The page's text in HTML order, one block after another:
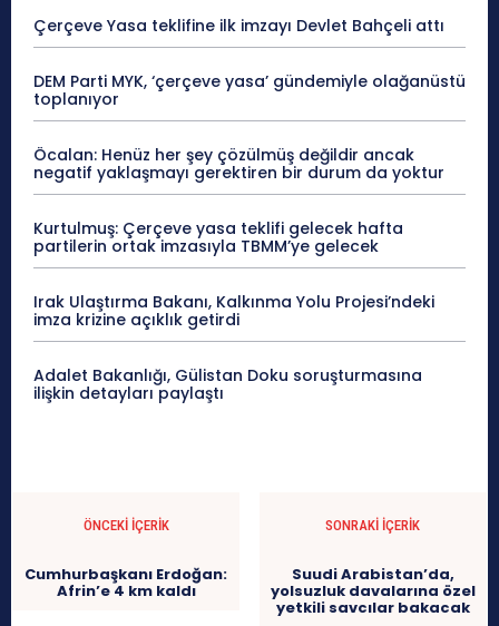
Çerçeve Yasa teklifine ilk imzayı Devlet Bahçeli attı
DEM Parti MYK, ‘çerçeve yasa’ gündemiyle olağanüstü
toplanıyor
Öcalan: Henüz her şey çözülmüş değildir ancak
negatif yaklaşmayı gerektiren bir durum da yoktur
Kurtulmuş: Çerçeve yasa teklifi gelecek hafta
partilerin ortak imzasıyla TBMM’ye gelecek
Irak Ulaştırma Bakanı, Kalkınma Yolu Projesi’ndeki
imza krizine açıklık getirdi
Adalet Bakanlığı, Gülistan Doku soruşturmasına
ilişkin detayları paylaştı
ÖNCEKI İÇERIK
Cumhurbaşkanı Erdoğan:
Afrin’e 4 km kaldı
SONRAKI İÇERIK
Suudi Arabistan’da,
yolsuzluk davalarına özel
yetkili savcılar bakacak